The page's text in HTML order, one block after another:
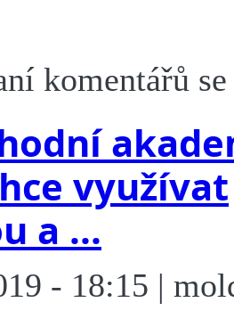
komentářů
využívat
a ...
- 18:15 |